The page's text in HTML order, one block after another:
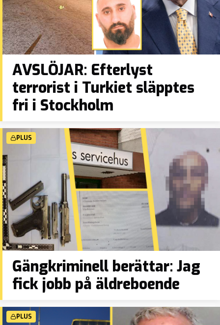
AVSLÖJAR: Efterlyst
terrorist i Turkiet släpptes
fri i Stockholm
PLUS
Gängkriminell berättar: Jag
fick jobb på äldreboende
PLUS